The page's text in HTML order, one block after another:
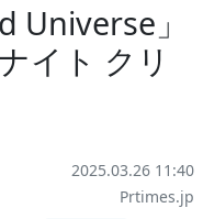
Universe」
イト クリ
2025.03.26 11:40
Prtimes.jp